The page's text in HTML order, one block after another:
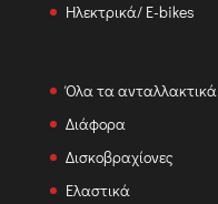
Ηλεκτρικά/ E-bikes
Όλα τα ανταλλακτικά
Διάφορα
Δισκοβραχίονες
Ελαστικά